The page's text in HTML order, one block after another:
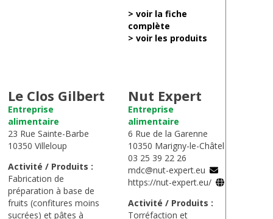
> voir la fiche
complète
> voir les produits
Le Clos Gilbert
Entreprise
alimentaire
23 Rue Sainte-Barbe
10350 Villeloup
Activité / Produits :
Fabrication de
préparation à base de
fruits (confitures moins
sucrées) et pâtes à
Nut Expert
Entreprise
alimentaire
6 Rue de la Garenne
10350 Marigny-le-Châtel
03 25 39 22 26
mdc@nut-expert.eu
https://nut-expert.eu/
Activité / Produits :
Torréfaction et